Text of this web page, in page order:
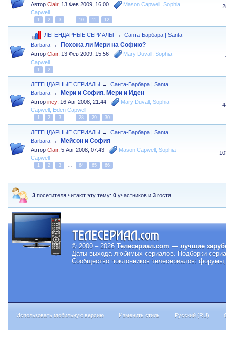
АвторClair, 13 Фев 2009, 16:00 Mason Capwell ,Sophia
Capwell
1 2 3 10 11 12
ЛЕГЕНДАРНЫЕ СЕРИАЛЫ →
Санта-Барбара | Santa
Barbara → Похожа ли Мери на Софию?
АвторClair, 13 Фев 2009, 15:56 Mary Duvall ,Sophia
Capwell
1 2
ЛЕГЕНДАРНЫЕ СЕРИАЛЫ →
Санта-Барбара | Santa
Barbara → Мери и София. Мери и Иден
Авторiney, 16 Авг 2008, 21:44 Mary Duvall ,Sophia
Capwell Eden Capwell
1 2 3 28 29 30
ЛЕГЕНДАРНЫЕ СЕРИАЛЫ →
Санта-Барбара | Santa
Barbara → Мейсон и София
АвторClair,5 Авг 2008, 07:43 Mason Capwell ,Sophia
Capwell
1 2 3 64 65 66
3 посетителя читают эту тему:0 участников и3 гостя
© 2000 – 2026 Телесериал.com — лучшие
Даты выхода любимых сериалов. Подборки
Сообщество поклонников телесериалов:
Использовать мобильную версию Изменить стиль Русский (RU)